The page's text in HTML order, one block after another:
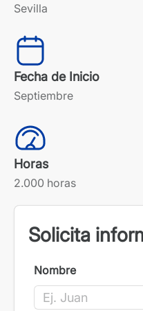
Sevilla
Fecha de Inicio
Septiembre
Horas
2.000 horas
Solicita
Nombre